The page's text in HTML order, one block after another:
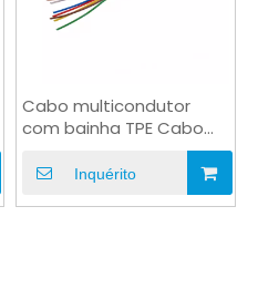
Cabo multicondutor
com bainha TPE Cabo
personalizado
Inquérito